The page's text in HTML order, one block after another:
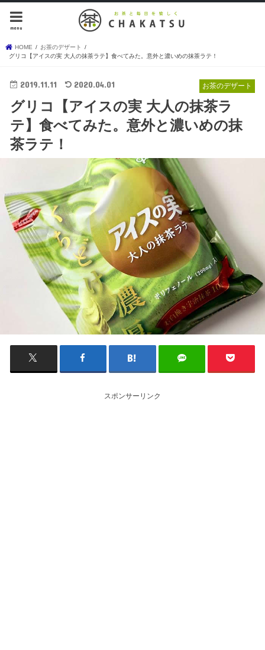
menu
HOME
お茶のデザート
グリコ【アイスの実 大人の抹茶ラテ】食べてみた。意外と濃いめの抹茶ラテ！
お茶のデザート
2019.11.11 2020.04.01
グリコ【アイスの実 大人の抹茶ラ
テ】食べてみた。意外と濃いめの抹
茶ラテ！
スポンサーリンク